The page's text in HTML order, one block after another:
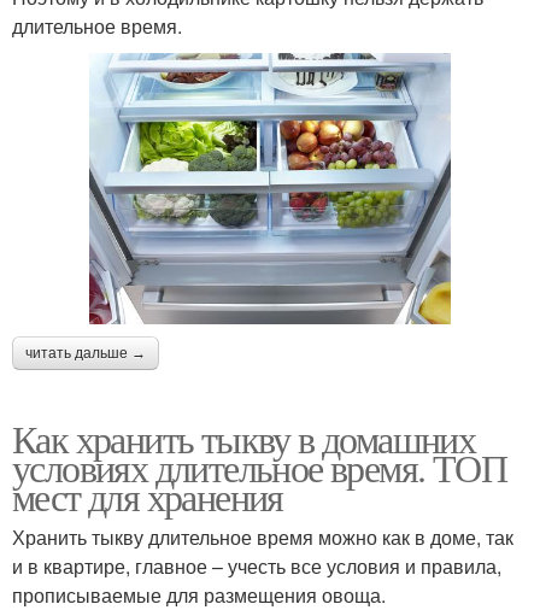
длительное время.
читать дальше →
Как хранить тыкву в домашних
условиях длительное время. ТОП
мест для хранения
Хранить тыкву длительное время можно как в доме, так
и в квартире, главное – учесть все условия и правила,
прописываемые для размещения овоща.